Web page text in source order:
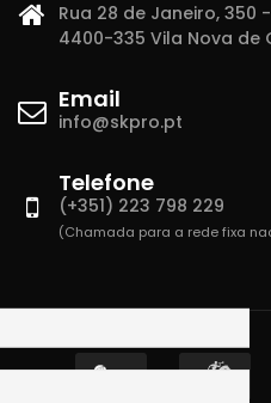
Rua 28 de Janeiro, 350
4400-335 Vila Nova de
Email
info@skpro.pt
Telefone
(+351) 223 798 229
(Chamada para a rede fixa